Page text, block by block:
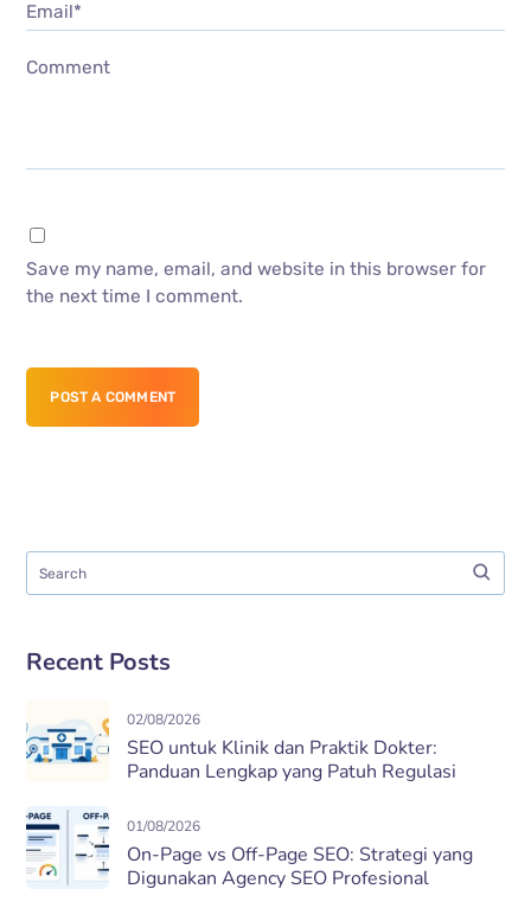
Email*
Comment
Save my name, email, and website in this browser for
the next time I comment.
POST A COMMENT
Recent Posts
02/08/2026
SEO untuk Klinik dan Praktik Dokter:
Panduan Lengkap yang Patuh Regulasi
01/08/2026
On-Page vs Off-Page SEO: Strategi yang
Digunakan Agency SEO Profesional